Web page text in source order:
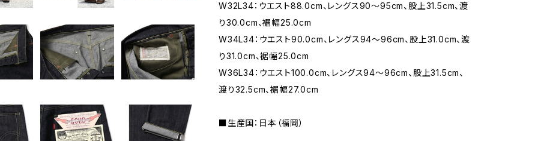
W32L34：ウエスト88.0cm、レングス90〜95cm、股上31.5cm、渡
り30.0cm、裾幅25.0cm
W34L34：ウエスト90.0cm、レングス94～96cm、股上31.0cm、渡
り31.0cm、裾幅25.0cm
W36L34：ウエスト100.0cm、レングス94～96cm、股上31.5cm、
渡り32.5cm、裾幅27.0cm
■生産国：日本（福岡）